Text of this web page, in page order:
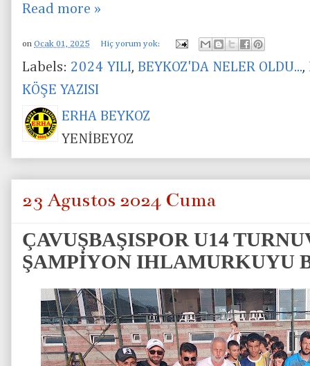
Read more »
on Ocak 01, 2025 Hiç yorum yok:
Labels: 2024 YILI, BEYKOZ'DA NELER OLDU...,
KÖŞE YAZISI
ERHA BEYKOZ
YENİBEYOZ
23 Ağustos 2024 Cuma
ÇAVUŞBAŞISPOR U14
ŞAMPİYON IHLAMURKUYU